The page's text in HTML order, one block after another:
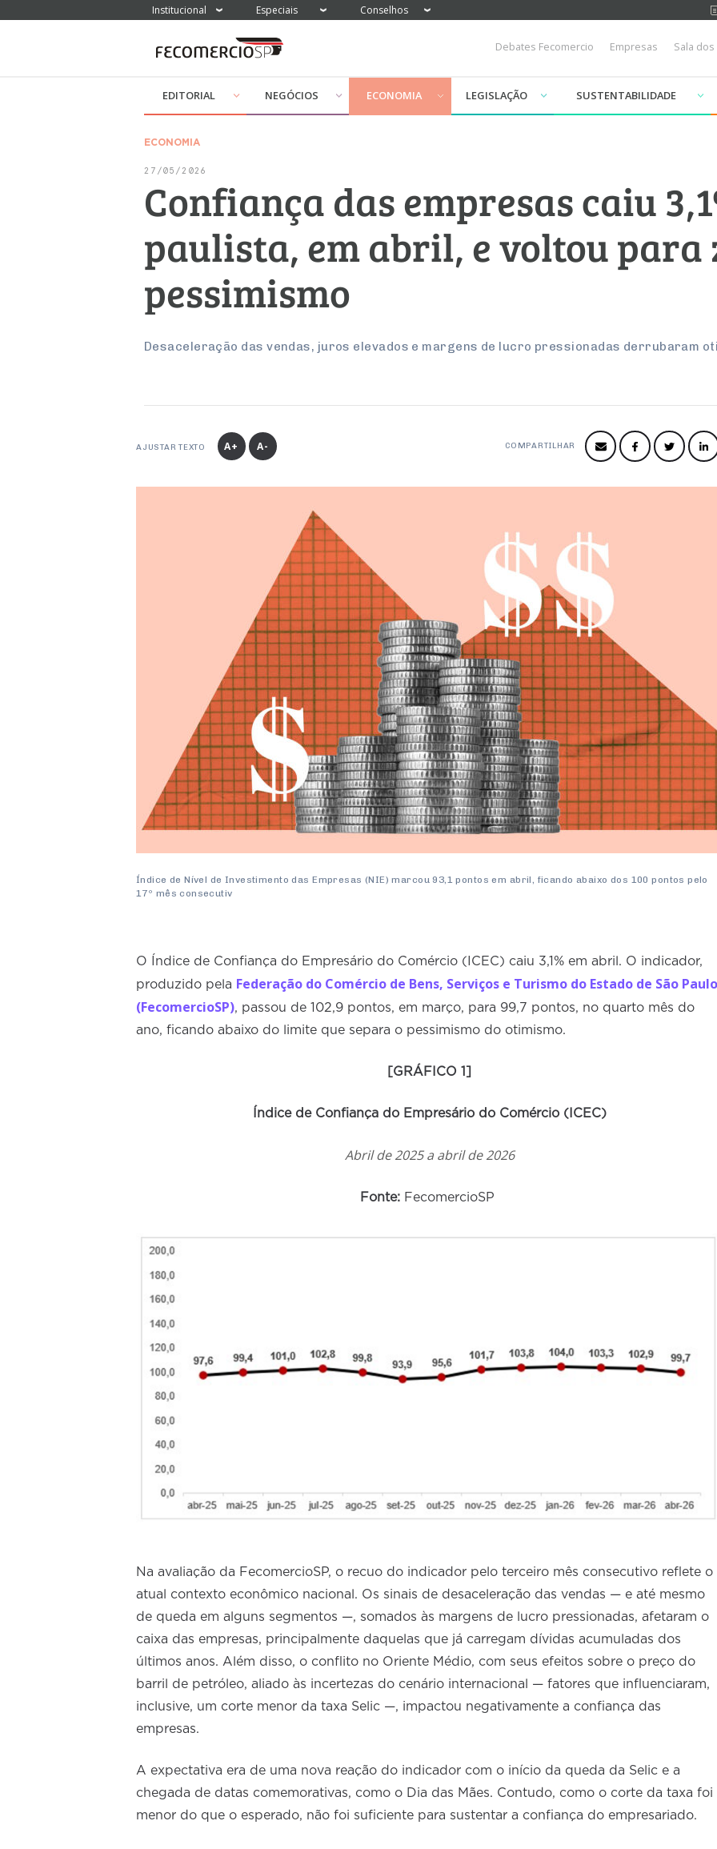
Institucional Especiais Conselhos
Debates Fecomercio Empresas Sala
EDITORIAL NEGÓCIOS ECONOMIA LEGISLAÇÃO SUSTENTABILIDADE
ECONOMIA
27/05/2026
Confiança das empresas caiu
paulista, em abril, e voltou para
pessimismo
Desaceleração das vendas, juros elevados e margens de lucro pressionadas derrubaram
AJUSTAR TEXTO A+ A- COMPARTILHAR
Índice de Nível de Investimento das Empresas (NIE) marcou 93,1 pontos em abril, ficando abaixo dos 100 pontos pelo
17º mês consecutiv
O Índice de Confiança do Empresário do Comércio (ICEC) caiu 3,1% em abril. O indicador,
produzido pela Federação do Comércio de Bens, Serviços e Turismo do Estado de São Paulo
(FecomercioSP), passou de 102,9 pontos, em março, para 99,7 pontos, no quarto mês do
ano, ficando abaixo do limite que separa o pessimismo do otimismo.
[GRÁFICO 1]
Índice de Confiança do Empresário do Comércio (ICEC)
Abril de 2025 a abril de 2026
Fonte: FecomercioSP
Na avaliação da FecomercioSP, o recuo do indicador pelo terceiro mês consecutivo reflete o
atual contexto econômico nacional. Os sinais de desaceleração das vendas — e até mesmo
de queda em alguns segmentos —, somados às margens de lucro pressionadas, afetaram o
caixa das empresas, principalmente daquelas que já carregam dívidas acumuladas dos
últimos anos. Além disso, o conflito no Oriente Médio, com seus efeitos sobre o preço do
barril de petróleo, aliado às incertezas do cenário internacional — fatores que influenciaram,
inclusive, um corte menor da taxa Selic —, impactou negativamente a confiança das
empresas.
A expectativa era de uma nova reação do indicador com o início da queda da Selic e a
chegada de datas comemorativas, como o Dia das Mães. Contudo, como o corte da taxa foi
menor do que o esperado, não foi suficiente para sustentar a confiança do empresariado.